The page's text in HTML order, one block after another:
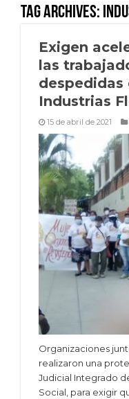
Tag Archives:
Exigen
las
despedidas
Industrias
15 de abril de 2021
Organizaciones
realizaron una
Judicial Integrado
Social, para exigir